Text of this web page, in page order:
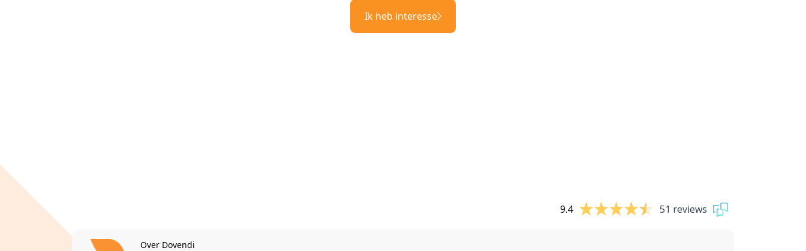
Ik heb interesse
9.4 51 reviews
Over Dovendi